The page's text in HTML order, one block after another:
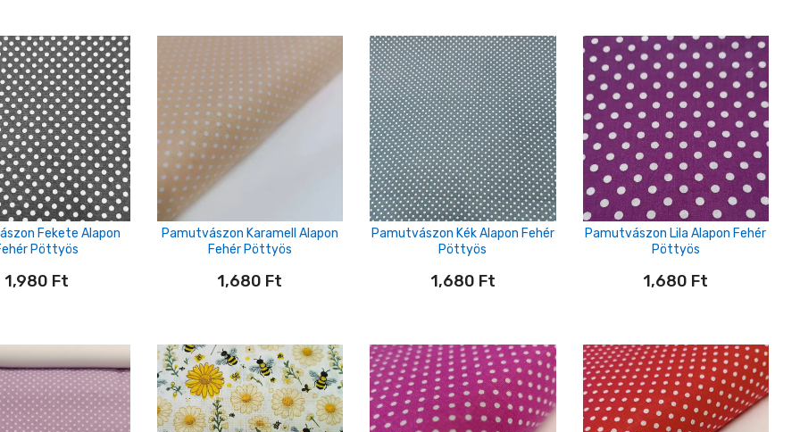
Fekete Alapon
Pöttyös
1,980 Ft
Pamutvászon Karamell Alapon
Fehér Pöttyös
1,680 Ft
Pamutvászon Kék Alapon Fehér
Pöttyös
1,680 Ft
Pamutvászon Lila Alapon Fehér
Pöttyös
1,680 Ft